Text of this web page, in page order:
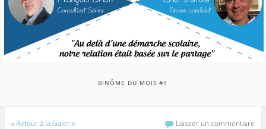
BINÔME DU MOIS #1
« Retour à la Galerie Laisser un commentaire